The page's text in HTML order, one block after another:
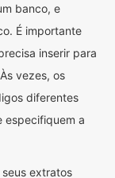
banco, e
É importante
inserir para
vezes, os
diferentes
especifiquem a
extratos